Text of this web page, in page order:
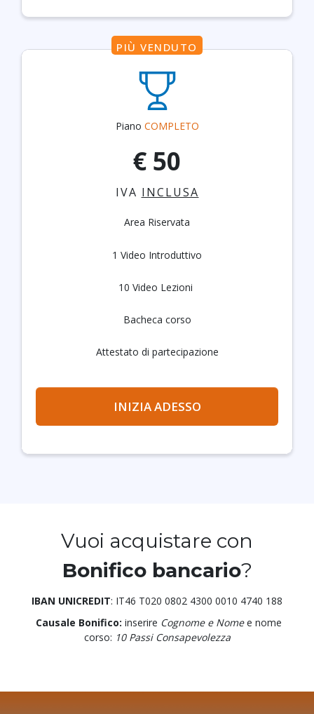
PIÙ VENDUTO
Piano COMPLETO
€ 50
IVA INCLUSA
Area Riservata
1 Video Introduttivo
10 Video Lezioni
Bacheca corso
Attestato di partecipazione
INIZIA ADESSO
Vuoi acquistare con
Bonifico bancario?
IBAN UNICREDIT: IT46 T020 0802 4300 0010 4740 188
Causale Bonifico: inserire Cognome e Nomee nome
corso: 10 Passi Consapevolezza